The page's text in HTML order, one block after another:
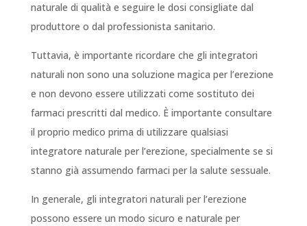
naturale di qualità e seguire le dosi consigliate dal
produttore o dal professionista sanitario.
Tuttavia, è importante ricordare che gli integratori
naturali non sono una soluzione magica per l’erezione
e non devono essere utilizzati come sostituto dei
farmaci prescritti dal medico. È importante consultare
il proprio medico prima di utilizzare qualsiasi
integratore naturale per l’erezione, specialmente se si
stanno già assumendo farmaci per la salute sessuale.
In generale, gli integratori naturali per l’erezione
possono essere un modo sicuro e naturale per